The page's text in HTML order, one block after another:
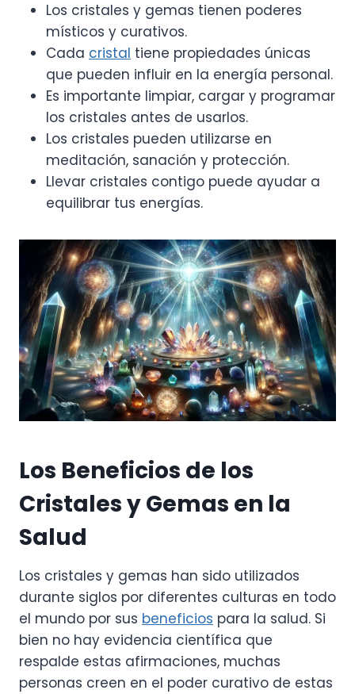
Los cristales y gemas tienen poderes
místicos y curativos.
Cada cristal tiene propiedades únicas
que pueden influir en la energía personal.
Es importante limpiar, cargar y programar
los cristales antes de usarlos.
Los cristales pueden utilizarse en
meditación, sanación y protección.
Llevar cristales contigo puede ayudar a
equilibrar tus energías.
Los Beneficios de los
Cristales y Gemas en la
Salud
Los cristales y gemas han sido utilizados
durante siglos por diferentes culturas en todo
el mundo por sus beneficios para la salud. Si
bien no hay evidencia científica que
respalde estas afirmaciones, muchas
personas creen en el poder curativo de estas